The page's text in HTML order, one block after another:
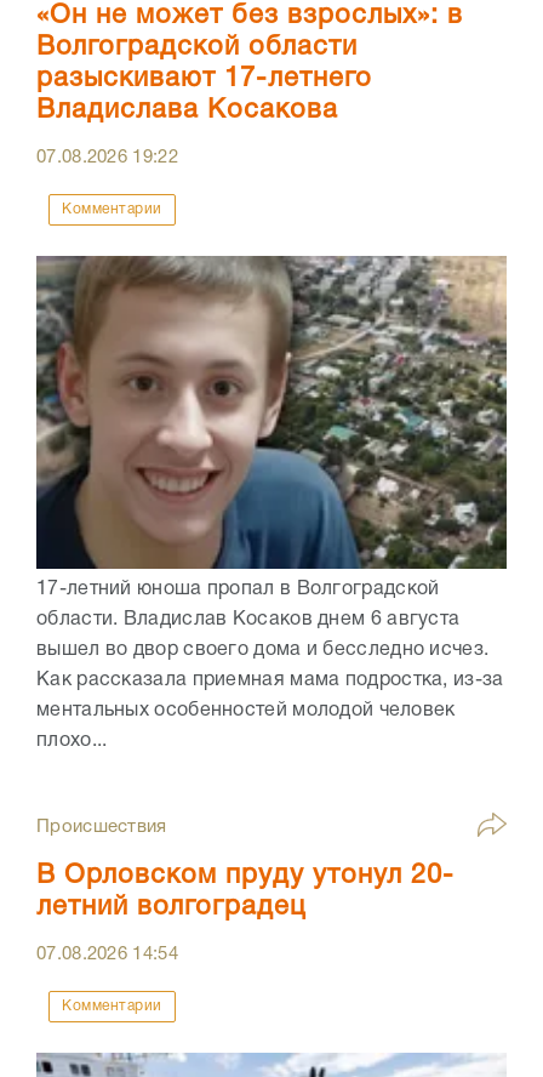
«Он не может без взрослых»: в
Волгоградской области
разыскивают 17-летнего
Владислава Косакова
07.08.2026 19:22
Комментарии
17-летний юноша пропал в Волгоградской
области. Владислав Косаков днем 6 августа
вышел во двор своего дома и бесследно исчез.
Как рассказала приемная мама подростка, из-за
ментальных особенностей молодой человек
плохо...
Происшествия
В Орловском пруду утонул 20-
летний волгоградец
07.08.2026 14:54
Комментарии